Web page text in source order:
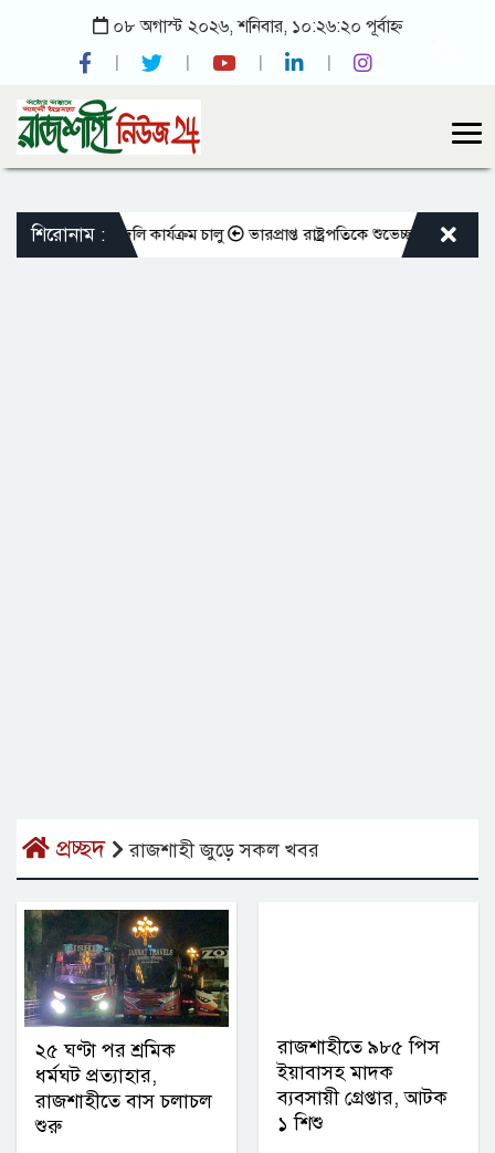
০৮ অগাস্ট ২০২৬, শনিবার, ১০:২৬:২০ পূর্বাহ্ন
শিরোনাম :
বদলি কার্যক্রম চালু ভারপ্রাপ্ত রাষ্ট্রপতিকে শুভেচ্ছা জানালেন
প্রচ্ছদ রাজশাহী জুড়ে সকল খবর
২৫ ঘণ্টা পর শ্রমিক
ধর্মঘট প্রত্যাহার,
রাজশাহীতে বাস চলাচল
শুরু
রাজশাহীতে ৯৮৫ পিস
ইয়াবাসহ মাদক
ব্যবসায়ী গ্রেপ্তার, আটক
১ শিশু